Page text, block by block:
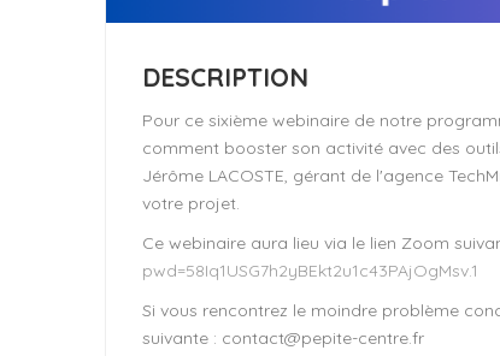
DESCRIPTION
Pour ce sixième webinaire de notre
comment booster son activité avec des
Jérôme LACOSTE, gérant de l'agence
votre projet.
Ce webinaire aura lieu via le lien Zoom
pwd=58Iq1USG7h2yBEkt2u1c43PAjOgMsv.1
Si vous rencontrez le moindre problème
suivante : contact@pepite-centre.fr